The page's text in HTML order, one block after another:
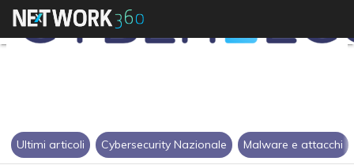
Ultimi articoli Cybersecurity Nazionale Malware e attacchi